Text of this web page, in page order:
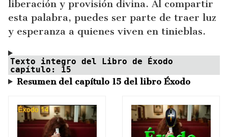
liberación y provisión divina. Al compartir
esta palabra, puedes ser parte de traer luz
y esperanza a quienes viven en tinieblas.
Texto integro del Libro de Éxodo
capítulo: 15
Resumen del capítulo 15 del libro Éxodo